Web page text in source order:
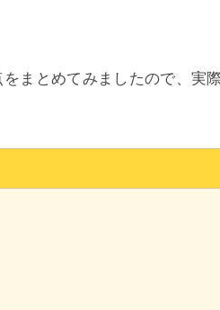
まとめてみましたので、実